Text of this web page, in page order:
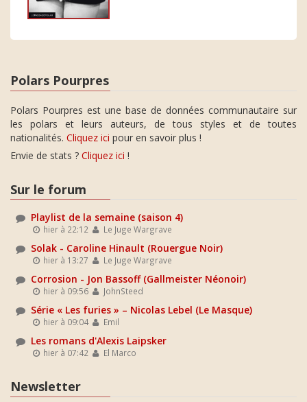
Polars Pourpres
Polars Pourpres est une base de données communautaire sur
les polars et leurs auteurs, de tous styles et de toutes
nationalités. Cliquez ici pour en savoir plus !
Envie de stats ? Cliquez ici !
Sur le forum
Playlist de la semaine (saison 4)
hier à 22:12 Le Juge Wargrave
Solak - Caroline Hinault (Rouergue Noir)
hier à 13:27 Le Juge Wargrave
Corrosion - Jon Bassoff (Gallmeister Néonoir)
hier à 09:56 JohnSteed
Série « Les furies » – Nicolas Lebel (Le Masque)
hier à 09:04 Emil
Les romans d'Alexis Laipsker
hier à 07:42 El Marco
Newsletter